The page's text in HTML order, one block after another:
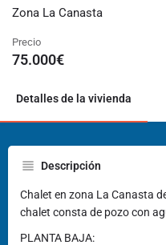
Zona La Canasta
Precio
75.000€
Detalles de la vivienda
Descripción
Chalet en zona La Canasta
chalet consta de pozo con
PLANTA BAJA: